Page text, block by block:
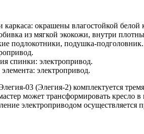
каркаса: окрашены влагостойкой белой
из мягкой экокожи, внутри
подлокотники, подушка-подголовник.
спинки: электропривод.
электропривод.
03 (Элегия-2) комплектуется
может трансформировать кресло
электроприводом осуществляется